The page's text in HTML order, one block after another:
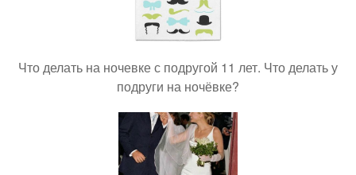
Что делать на ночевке с подругой 11 лет. Что делать у
подруги на ночёвке?